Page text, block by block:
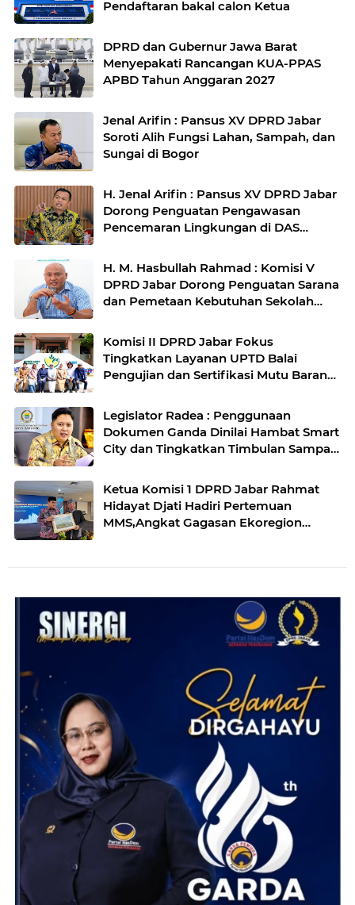
Pendaftaran bakal calon Ketua
DPRD dan Gubernur Jawa Barat
Menyepakati Rancangan KUA-PPAS
APBD Tahun Anggaran 2027
Jenal Arifin : Pansus XV DPRD Jabar
Soroti Alih Fungsi Lahan, Sampah, dan
Sungai di Bogor
H. Jenal Arifin : Pansus XV DPRD Jabar
Dorong Penguatan Pengawasan
Pencemaran Lingkungan di DAS
H. M. Hasbullah Rahmad : Komisi V
DPRD Jabar Dorong Penguatan Sarana
dan Pemetaan Kebutuhan Sekolah
Komisi II DPRD Jabar Fokus
Tingkatkan Layanan UPTD Balai
Pengujian dan Sertifikasi Mutu Barang
Legislator Radea : Penggunaan
Dokumen Ganda Dinilai Hambat Smart
City dan Tingkatkan Timbulan Sampah
Ketua Komisi 1 DPRD Jabar Rahmat
Hidayat Djati Hadiri Pertemuan
MMS,Angkat Gagasan Ekoregion